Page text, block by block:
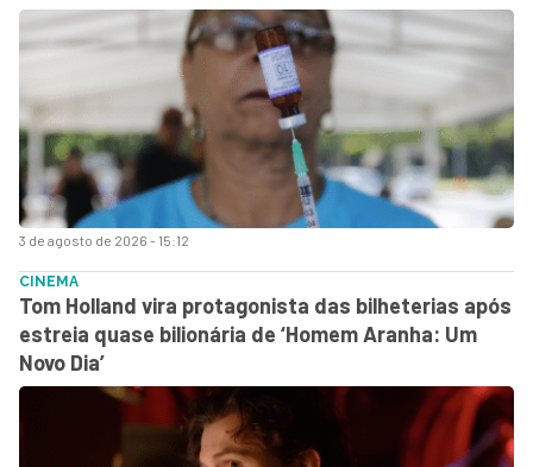
3 de agosto de 2026 - 15:12
CINEMA
Tom Holland vira protagonista das bilheterias após
estreia quase bilionária de ‘Homem Aranha: Um
Novo Dia’